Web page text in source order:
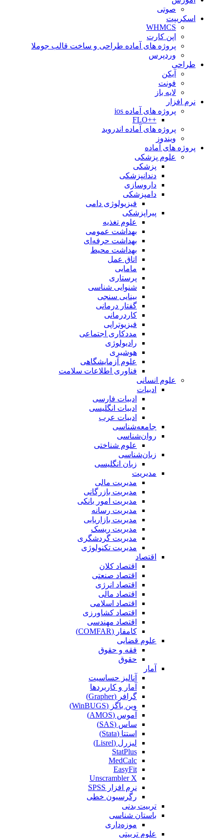
صوتی
اسکریپت
WHMCS
اپن کارت
پروژه های آماده طراحی و ساخت قالب جوملا
وردپرس
طراحی
آیکن
فونت
لایه باز
نرم افزار
پروژه های آماده ios
++FLO
پروژه های آماده اندروید
ویندوز
پروژه های آماده
علوم پزشکی
پزشکی
دندانپزشکی
داروسازی
دامپزشکی
فیزیولوژی دامی
پیراپزشکی
علوم تغذیه
بهداشت عمومی
بهداشت حرفه‌ای
بهداشت محیط
اتاق عمل
مامایی
پرستاری
شنوایی شناسی
بینایی سنجی
گفتار درمانی
کاردرمانی
فیزیوتراپی
مددکاری اجتماعی
رادیولوژی
هوشبری
علوم آزمایشگاهی
فناوری اطلاعات سلامت
علوم انسانی
ادبیات
ادبیات فارسی
ادبیات انگلیسی
ادبیات عرب
جامعه‌شناسی
روان‌شناسی
علوم شناختی
زبان‌شناسی
زبان انگلیسی
مدیریت
مدیریت مالی
مدیریت بازرگانی
مدیریت امور بانکی
مدیریت رسانه
مدیریت بازاریابی
مدیریت ریسک
مدیریت گردشگری
مدیریت تکنولوژی
اقتصاد
اقتصاد کلان
اقتصاد صنعتی
اقتصاد انرژی
اقتصاد مالی
اقتصاد اسلامی
اقتصاد کشاورزی
اقتصاد مهندسی
کامفار (COMFAR)
علوم قضایی
فقه و حقوق
حقوق
آمار
آنالیز حساسیت
آمار و کاربردها
گرافر (Grapher)
وین باگز (WinBUGS)
آموس (AMOS)
ساس (SAS)
استتا (Stata)
لیزرل (Lisrel)
StatPlus
MedCalc
EasyFit
Unscrambler X
نرم افزار SPSS
رگرسیون خطی
تربیت بدنی
باستان شناسی
موزه‌داری
علوم تربیتی